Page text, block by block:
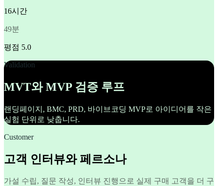
16시간
49분
평점 5.0
Validation
MVT와 MVP 검증 루프
랜딩페이지, BMC, PRD, 바이브코딩 MVP로 아이디어를 작은
실험 단위로 낮춥니다.
Customer
고객 인터뷰와 페르소나
가설 수립, 질문 작성, 인터뷰 진행으로 실제 구매 고객을 더 구